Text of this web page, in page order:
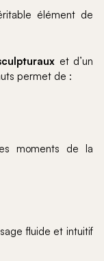
élément de
et d’un
permet de :
moments de la
fluide et intuitif